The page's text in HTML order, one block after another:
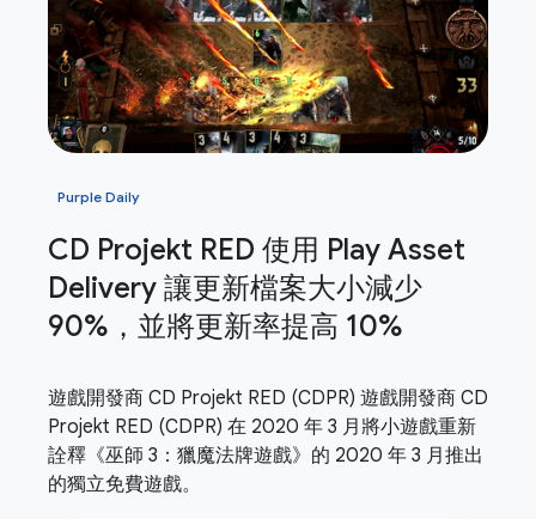
Purple Daily
CD Projekt RED 使用 Play Asset
Delivery 讓更新檔案大小減少
90%，並將更新率提高 10%
遊戲開發商 CD Projekt RED (CDPR) 遊戲開發商 CD
Projekt RED (CDPR) 在 2020 年 3 月將小遊戲重新
詮釋《巫師 3：獵魔法牌遊戲》的 2020 年 3 月推出
的獨立免費遊戲。